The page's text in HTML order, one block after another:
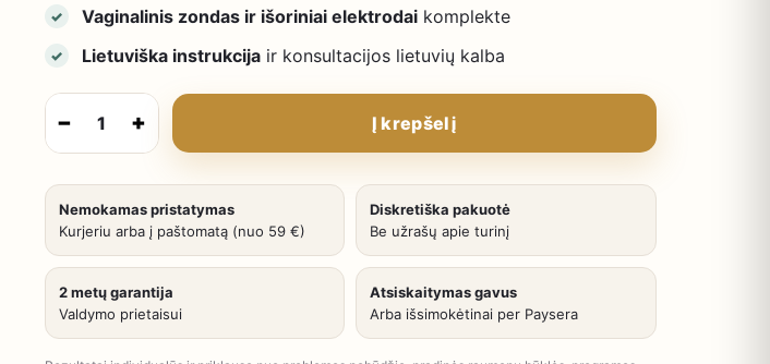
✓ Vaginalinis zondas ir išoriniai elektrodaikomplekte
✓ Lietuviška instrukcijair konsultacijos lietuvių kalba
− 1 + Į krepšelį
Nemokamas pristatymas
Kurjeriu arba į paštomatą (nuo 59 €)
Diskretiška pakuotė
Be užrašų apie turinį
2 metų garantija
Valdymo prietaisui
Atsiskaitymas gavus
Arba išsimokėtinai per Paysera